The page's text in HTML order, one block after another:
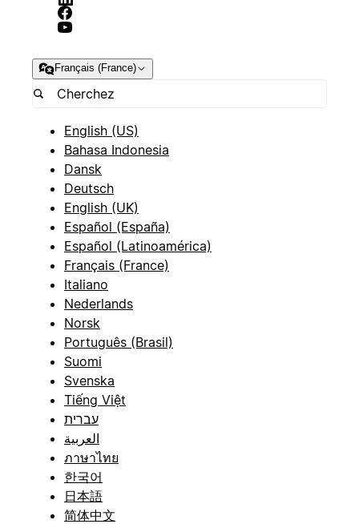
Français (France)
English (US)
Bahasa Indonesia
Dansk
Deutsch
English (UK)
Español (España)
Español (Latinoamérica)
Français (France)
Italiano
Nederlands
Norsk
Português (Brasil)
Suomi
Svenska
Tiếng Việt
עברית
العربية
ภาษาไทย
한국어
日本語
简体中文